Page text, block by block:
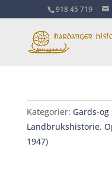
918 45 719
Kategorier: Gards-
Landbrukshistorie,
1947)